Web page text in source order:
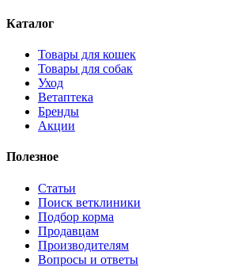
Каталог
Товары для кошек
Товары для собак
Уход
Ветаптека
Бренды
Акции
Полезное
Статьи
Поиск ветклиники
Подбор корма
Продавцам
Производителям
Вопросы и ответы